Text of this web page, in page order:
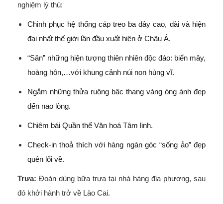
nghiệm lý thú:
Chinh phục hệ thống cáp treo ba dây cao, dài và hiện
đại nhất thế giới lần đầu xuất hiện ở Châu Á.
“Săn” những hiện tượng thiên nhiên độc đáo: biển mây,
hoàng hôn,…với khung cảnh núi non hùng vĩ.
Ngắm những thửa ruộng bậc thang vàng óng ánh đẹp
đến nao lòng.
Chiêm bái Quần thể Văn hoá Tâm linh.
Check-in thoả thích với hàng ngàn góc “sống ảo” đẹp
quên lối về.
Trưa: Đoàn dùng bữa trưa tại nhà hàng địa phương, sau
đó khởi hành trở về Lào Cai.